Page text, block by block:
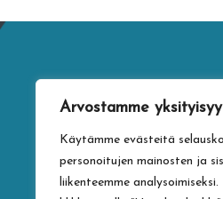
Arvostamme
Käytämme evästeitä
personoitujen mainosten ja
liikenteemme